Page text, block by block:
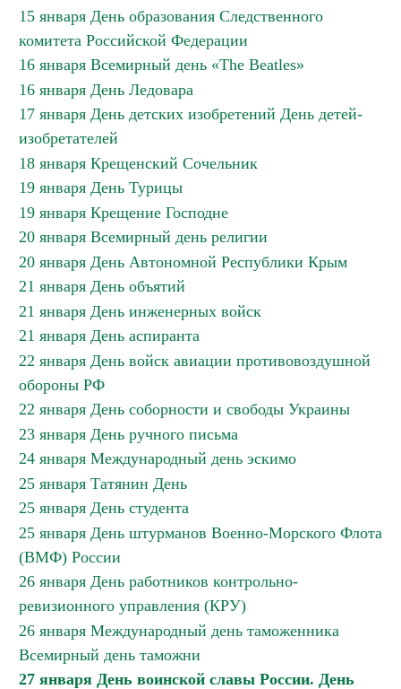
15 января День образования Следственного
комитета Российской Федерации
16 января Всемирный день «The Beatles»
16 января День Ледовара
17 января День детских изобретений День детей-
изобретателей
18 января Крещенский Сочельник
19 января День Турицы
19 января Крещение Господне
20 января Всемирный день религии
20 января День Автономной Республики Крым
21 января День объятий
21 января День инженерных войск
21 января День аспиранта
22 января День войск авиации противовоздушной
обороны РФ
22 января День соборности и свободы Украины
23 января День ручного письма
24 января Международный день эскимо
25 января Татянин День
25 января День студента
25 января День штурманов Военно-Морского Флота
(ВМФ) России
26 января День работников контрольно-
ревизионного управления (КРУ)
26 января Международный день таможенника
Всемирный день таможни
27 января День воинской славы России. День